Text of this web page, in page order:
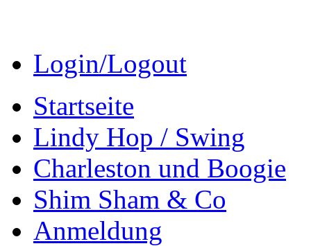
Login/Logout
Startseite
Lindy Hop / Swing
Charleston und Boogie
Shim Sham & Co
Anmeldung